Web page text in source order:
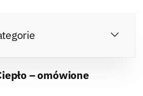
– omówione